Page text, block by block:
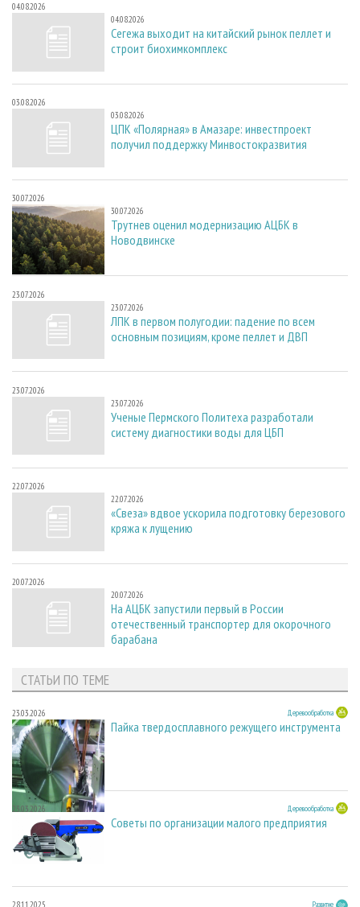
04.08.2026
04.08.2026
Сегежа выходит на китайский рынок пеллет и
строит биохимкомплекс
03.08.2026
03.08.2026
ЦПК «Полярная» в Амазаре: инвестпроект
получил поддержку Минвостокразвития
30.07.2026
30.07.2026
Трутнев оценил модернизацию АЦБК в
Новодвинске
23.07.2026
23.07.2026
ЛПК в первом полугодии: падение по всем
основным позициям, кроме пеллет и ДВП
23.07.2026
23.07.2026
Ученые Пермского Политеха разработали
систему диагностики воды для ЦБП
22.07.2026
22.07.2026
«Свеза» вдвое ускорила подготовку березового
кряжа к лущению
20.07.2026
20.07.2026
На АЦБК запустили первый в России
отечественный транспортер для окорочного
барабана
СТАТЬИ ПО ТЕМЕ
23.03.2026 Деревообработка
Пайка твердосплавного режущего инструмента
23.03.2026 Деревообработка
Советы по организации малого предприятия
28.11.2025 Развитие